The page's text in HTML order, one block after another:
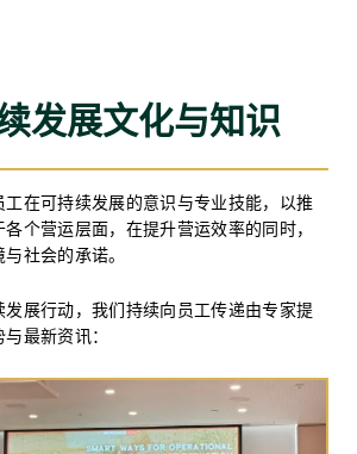
店参观及工作体验活动，与新生代人才分
务经验。
教育对于构建卓越人才团队至关重要，
项目，涵盖教育资助计划及奬学金计划
。
人才企业嘉许计划」认证，此项殊
人才培训与发展领域的卓越表现。
策》概述了华懋集团在学习与发展方面的
发展文化与知识
在可持续发展的意识与专业技能，以推
个营运层面，在提升营运效率的同时，
社会的承诺。
发展行动，我们持续向员工传递由专家提
最新资讯：